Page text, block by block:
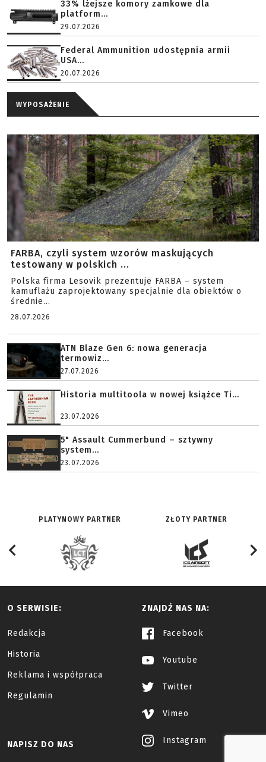
33% lżejsze komory zamkowe dla
platform...
29.07.2026
Federal Ammunition udostępnia armii
USA...
20.07.2026
WYPOSAŻENIE
FARBA, czyli system wzorów maskujących
testowany w polskich ...
Polska firma Lesovik prezentuje FARBA – system
kamuflażu zaprojektowany specjalnie dla obiektów o
średnie...
28.07.2026
ATN Blaze Gen 6: nowa generacja
termowiz...
27.07.2026
Historia multitoola w nowej książce Ti...
23.07.2026
5" Assault Cummerbund – sztywny
system...
23.07.2026
PLATYNOWY PARTNER ZŁOTY PARTNER
O SERWISIE:
Redakcja
Historia
Reklama i współpraca
Regulamin
ZNAJDŹ NAS NA:
Facebook
Youtube
Twitter
Vimeo
Instagram
NAPISZ DO NAS